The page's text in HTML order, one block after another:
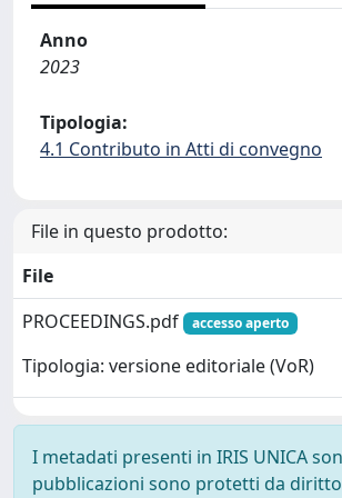
Anno
2023
Tipologia:
4.1 Contributo in Atti di convegno
File in questo prodotto:
File
PROCEEDINGS.pdf
accesso aperto
Tipologia: versione editoriale (VoR)
I metadati presenti in IRIS UNICA
pubblicazioni sono protetti da